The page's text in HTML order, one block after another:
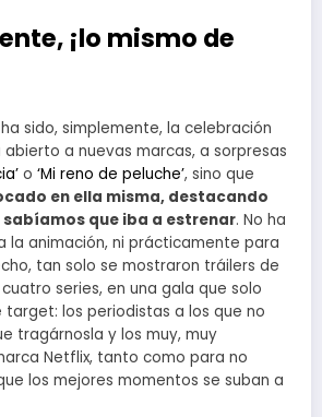
¡lo mismo de
ha sido, simplemente, la celebración
abierto a nuevas marcas, a sorpresas
o ‘Mi reno de peluche’, sino que
en ella misma, destacando
sabíamos que iba a estrenar. No ha
la animación, ni prácticamente para
tan solo se mostraron tráilers de
series, en una gala que solo
los periodistas a los que no
tragárnosla y los muy, muy
Netflix, tanto como para no
los mejores momentos se suban a